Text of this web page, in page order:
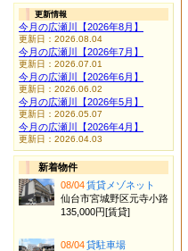
更新情報
今月の広瀬川【2026年8月】
更新日：2026.08.04
今月の広瀬川【2026年7月】
更新日：2026.07.01
今月の広瀬川【2026年6月】
更新日：2026.06.02
今月の広瀬川【2026年5月】
更新日：2026.05.07
今月の広瀬川【2026年4月】
更新日：2026.04.03
新着物件
08/04賃貸メゾネット
仙台市宮城野区元寺小路
135,000円[賃貸]
08/04貸駐車場